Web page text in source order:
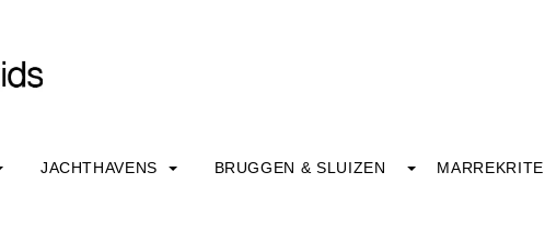
JACHTHAVENS BRUGGEN & SLUIZEN MARREKRITE